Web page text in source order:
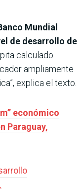
Mundial
de desarrollo de
calculado
ampliamente
explica el texto.
económico
Paraguay,